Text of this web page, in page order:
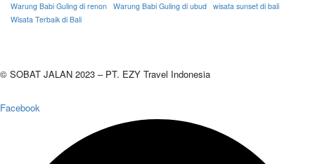
Warung Babi Guling di renon Warung Babi Guling di ubud wisata sunset di bali
Wisata Terbaik di Bali
© SOBAT JALAN 2023 – PT. EZY Travel Indonesia
Facebook